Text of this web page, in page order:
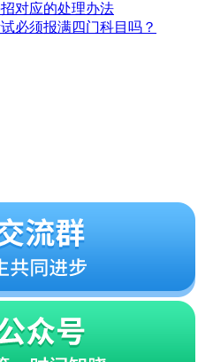
对应的处理办法
必须报满四门科目吗？